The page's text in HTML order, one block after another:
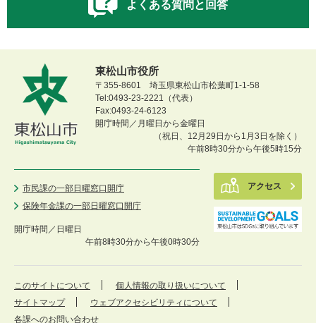
よくある質問と回答
東松山市役所
〒355-8601 埼玉県東松山市松葉町1-1-58
Tel:0493-23-2221（代表）
Fax:0493-24-6123
開庁時間／月曜日から金曜日
（祝日、12月29日から1月3日を除く）
午前8時30分から午後5時15分
市民課の一部日曜窓口開庁
保険年金課の一部日曜窓口開庁
開庁時間／ 日曜日
午前8時30分から午後0時30分
アクセス
このサイトについて
個人情報の取り扱いについて
サイトマップ
ウェブアクセシビリティについて
各課へのお問い合わせ